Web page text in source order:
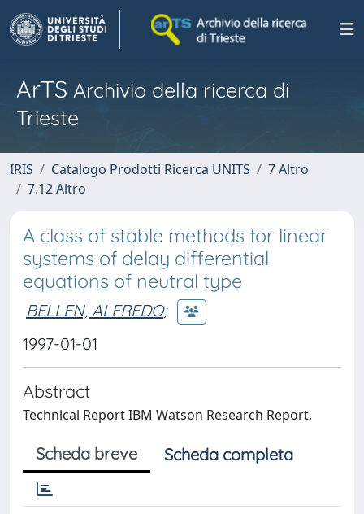
ArTS Archivio della ricerca di
Trieste
IRIS Catalogo Prodotti Ricerca UNITS
7 Altro
7.12 Altro
A class of stable methods for linear
systems of delay differential
equations of neutral type
BELLEN, ALFREDO;
1997-01-01
Abstract
Technical Report IBM Watson Research Report,
Scheda breve Scheda completa